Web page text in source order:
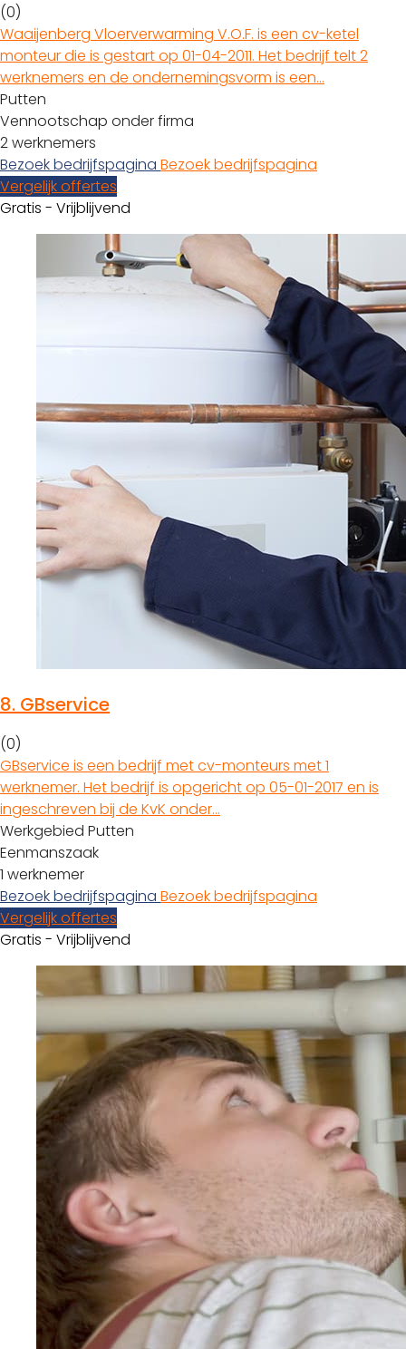
(0)
Waaijenberg Vloerverwarming V.O.F. is een cv-ketel
monteur die is gestart op 01-04-2011. Het bedrijf telt 2
werknemers en de ondernemingsvorm is een…
Putten
Vennootschap onder firma
2 werknemers
Bezoek bedrijfspagina Bezoek bedrijfspagina
Vergelijk offertes
Gratis - Vrijblijvend
8. GBservice
(0)
GBservice is een bedrijf met cv-monteurs met 1
werknemer. Het bedrijf is opgericht op 05-01-2017 en is
ingeschreven bij de KvK onder…
Werkgebied Putten
Eenmanszaak
1 werknemer
Bezoek bedrijfspagina Bezoek bedrijfspagina
Vergelijk offertes
Gratis - Vrijblijvend